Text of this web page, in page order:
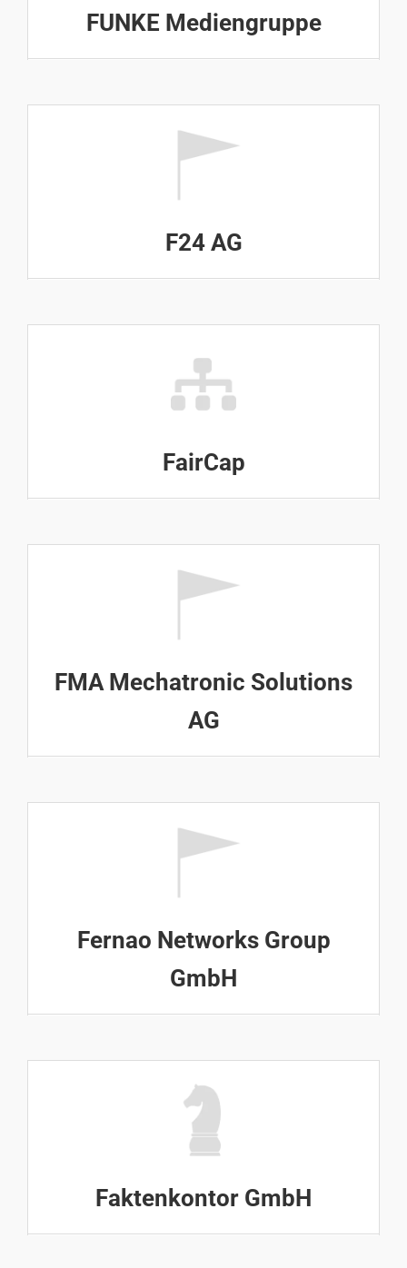
FUNKE Mediengruppe
F24 AG
FairCap
FMA Mechatronic Solutions
AG
Fernao Networks Group
GmbH
Faktenkontor GmbH